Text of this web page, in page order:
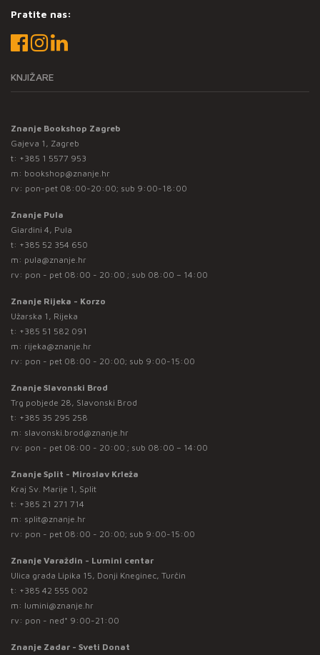
Pratite nas:
KNJIŽARE
Znanje Bookshop Zagreb
Gajeva 1, Zagreb
t: +385 1 5577 953
m: bookshop@znanje.hr
rv: pon-pet 08:00-20:00; sub 9:00-18:00
Znanje Pula
Giardini 4, Pula
t: +385 52 354 650
m: pula@znanje.hr
rv: pon - pet 08:00 - 20:00 ; sub 08:00 – 14:00
Znanje Rijeka - Korzo
Užarska 1, Rijeka
t: +385 51 582 091
m: rijeka@znanje.hr
rv: pon - pet 08:00 - 20:00; sub 9:00-15:00
Znanje Slavonski Brod
Trg pobjede 28, Slavonski Brod
t: +385 35 295 258
m: slavonski.brod@znanje.hr
rv: pon - pet 08:00 - 20:00 ; sub 08:00 – 14:00
Znanje Split - Miroslav Krleža
Kraj Sv. Marije 1, Split
t: +385 21 271 714
m: split@znanje.hr
rv: pon - pet 08:00 - 20:00; sub 9:00-15:00
Znanje Varaždin - Lumini centar
Ulica grada Lipika 15, Donji Kneginec, Turčin
t: +385 42 555 002
m: lumini@znanje.hr
rv: pon - ned* 9:00-21:00
Znanje Zadar - Sveti Donat